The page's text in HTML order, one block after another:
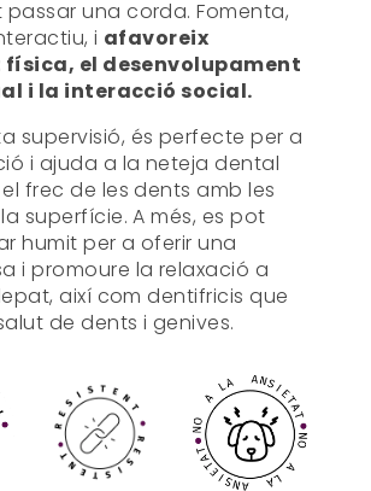
una corda. Fomenta,
i afavoreix
el desenvolupament
i la interacció social.
supervisió, és perfecte per a
i ajuda a la neteja dental
frec de les dents amb les
superfície. A més, es pot
humit per a oferir una
i promoure la relaxació a
així com dentifricis que
de dents i genives.